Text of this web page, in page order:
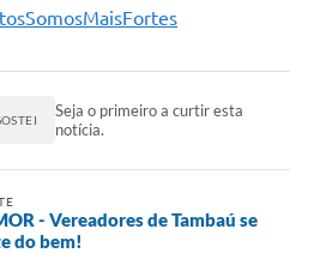
Seja o primeiro a curtir esta
notícia.
- Vereadores de Tambaú se
do bem!